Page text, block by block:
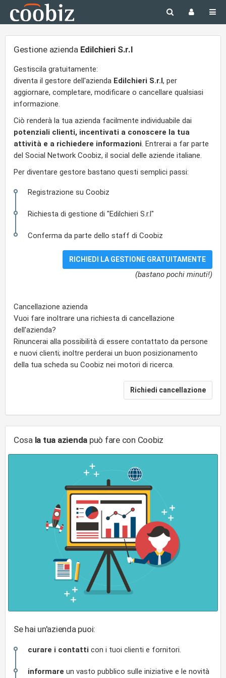
Gestione azienda Edilchieri S.r.l
Gestiscila gratuitamente:
diventa il gestore dell'azienda Edilchieri S.r.l, per
aggiornare, completare, modificare o cancellare qualsiasi
informazione.
Ciò renderà la tua azienda facilmente individuabile dai
potenziali clienti, incentivati a conoscere la tua
attività e a richiedere informazioni. Entrerai a far parte
del Social Network Coobiz, il social delle aziende italiane.
Per diventare gestore bastano questi semplici passi:
Registrazione su Coobiz
Richiesta di gestione di "Edilchieri S.r.l"
Conferma da parte dello staff di Coobiz
(bastano pochi minuti!)
Cancellazione azienda
Vuoi fare inoltrare una richiesta di cancellazione
dell'azienda?
Rinuncerai alla possibilità di essere contattato da persone
e nuovi clienti; inoltre perderai un buon posizionamento
della tua scheda su Coobiz nei motori di ricerca.
Cosa la tua azienda può fare con Coobiz
Se hai un'azienda puoi:
curare i contatti con i tuoi clienti e fornitori.
informare un vasto pubblico sulle iniziative e le novità